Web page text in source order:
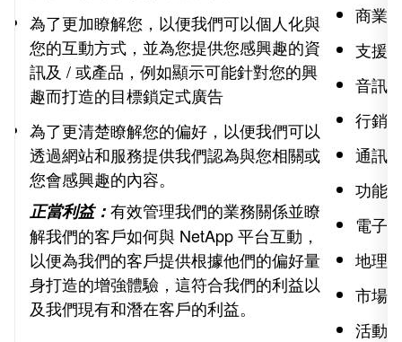
為了更加瞭解您，以便我們可以個人化與
您的互動方式，並為您提供您感興趣的資
訊及 / 或產品，例如顯示可能針對您的興
趣而打造的目標鎖定式廣告
為了更清楚瞭解您的偏好，以便我們可以
透過網站和服務提供我們認為與您相關或
您會感興趣的內容。
正當利益：有效管理我們的業務關係並瞭
解我們的客戶如何與 NetApp 平台互動，
以便為我們的客戶提供根據他們的偏好量
身打造的增強體驗，這符合我們的利益以
及我們現有和潛在客戶的利益。
商業
支援
音訊
行銷
通訊
功能
電子
地理
市場
活動